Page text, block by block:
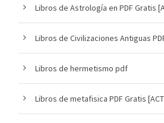
Libros de Astrología en PDF Gratis
Libros de Civilizaciones Antiguas
Libros de hermetismo pdf
Libros de metafisica PDF Gratis